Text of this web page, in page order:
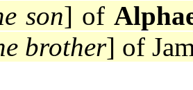
son] of
brother] of